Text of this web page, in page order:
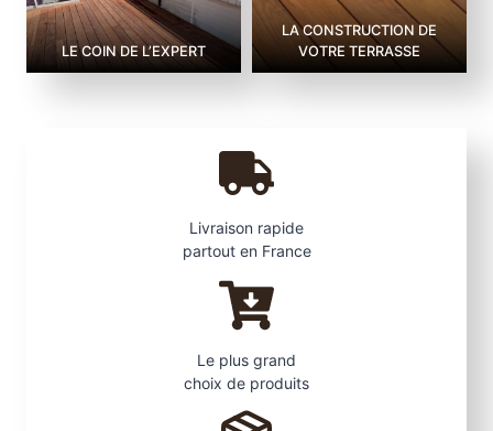
LE COIN DE L’EXPERT
LA CONSTRUCTION DE
VOTRE TERRASSE
Livraison rapide
partout en France
Le plus grand
choix de produits